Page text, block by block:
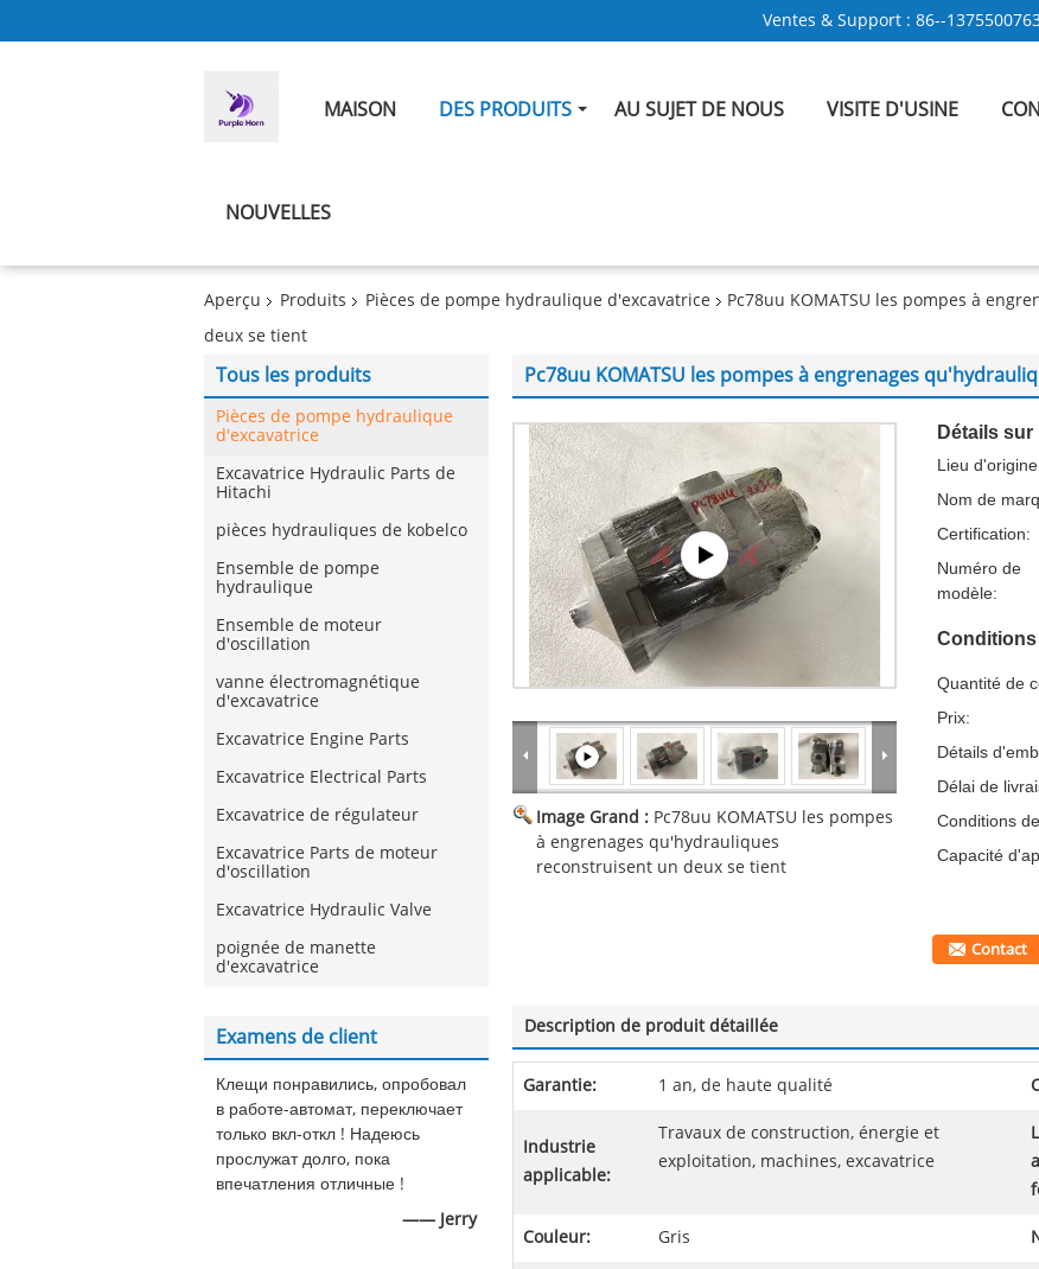
Ventes & Support : 86--
MAISON DES PRODUITS AU SUJET DE NOUS VISITE D'USINE
NOUVELLES
Aperçu Produits Pièces de pompe hydraulique d'excavatrice
Pc78uu KOMATSU les pompes à
deux se tient
Tous les produits
Pièces de pompe hydraulique
d'excavatrice
Excavatrice Hydraulic Parts de
Hitachi
pièces hydrauliques de kobelco
Ensemble de pompe
hydraulique
Ensemble de moteur
d'oscillation
vanne électromagnétique
d'excavatrice
Excavatrice Engine Parts
Excavatrice Electrical Parts
Excavatrice de régulateur
Excavatrice Parts de moteur
d'oscillation
Excavatrice Hydraulic Valve
poignée de manette
d'excavatrice
Examens de client
Клещи понравились, опробовал
в работе-автомат, переключает
только вкл-откл ! Надеюсь
прослужат долго, пока
впечатления отличные !
—— Jerry
Pc78uu KOMATSU les pompes à engrenages
Image Grand : Pc78uu KOMATSU les pompes
à engrenages qu'hydrauliques
reconstruisent un deux se tient
Détails
Lieu
Nom de
Certification:
Numéro de
modèle:
Conditions
Quantité de
Prix:
Détails
Délai de
Conditions
Capacité
Contact
Description de produit détaillée
Garantie: 1 an, de haute qualité
Industrie
applicable:
Travaux de construction, énergie et
exploitation, machines, excavatrice
Couleur: Gris